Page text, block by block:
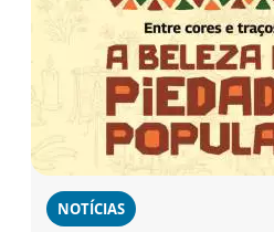
NOTÍCIAS